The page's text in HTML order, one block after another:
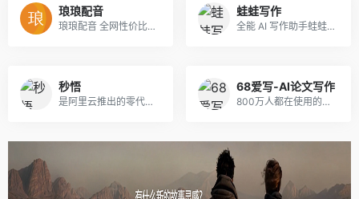
琅琅配音
琅琅配音 全网性价比遥遥领先的配音平台
蛙蛙写作
全能 AI 写作助手蛙蛙写作，主推 AI写小说、写剧本 和 AI生成漫剧功能，让创作高效又省心。
秒悟
是阿里云推出的零代码AI应用创作平台，无需编程基础，仅靠自然语言描述需求，即可依托多模型协同，分钟级生成含前后端、数据库的完整网页与应用，自动调配云端资源并一键部署上线，适配个人建站、活动页面、简易后台搭建等多元场景，大幅降低应用开发门槛。
68爱写-AI论文写作
800万人都在使用的高质量原创AI论文写作平台，免费生成大纲，可无限改稿，包过查重！